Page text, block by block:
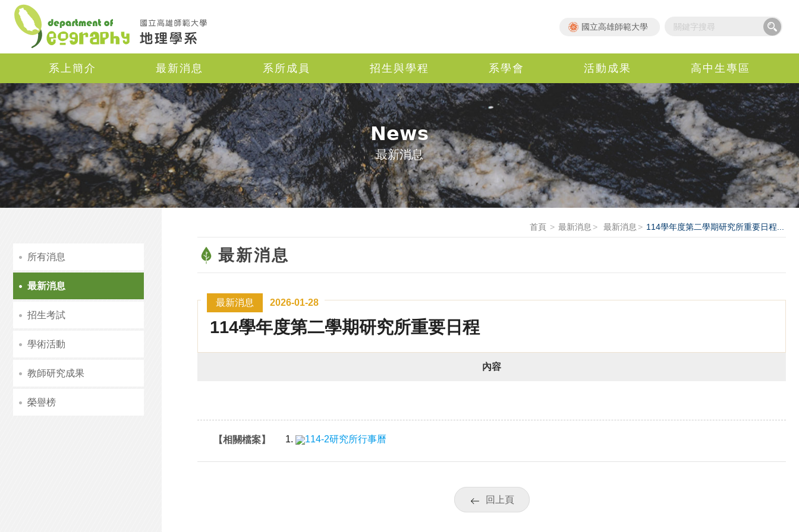
Navigation
系上簡介 最新消息 系所成員 招生與學程 系學會 活動成果 高中生專區
國立高雄師範大學
News
最新消息
首頁 最新消息 最新消息 114學年度第二學期研究所重要日程...
最新消息
最新消息 2026-01-28
114學年度第二學期研究所重要日程
內容
【相關檔案】 114-2研究所行事曆
回上頁
所有消息
最新消息
招生考試
學術活動
教師研究成果
榮譽榜